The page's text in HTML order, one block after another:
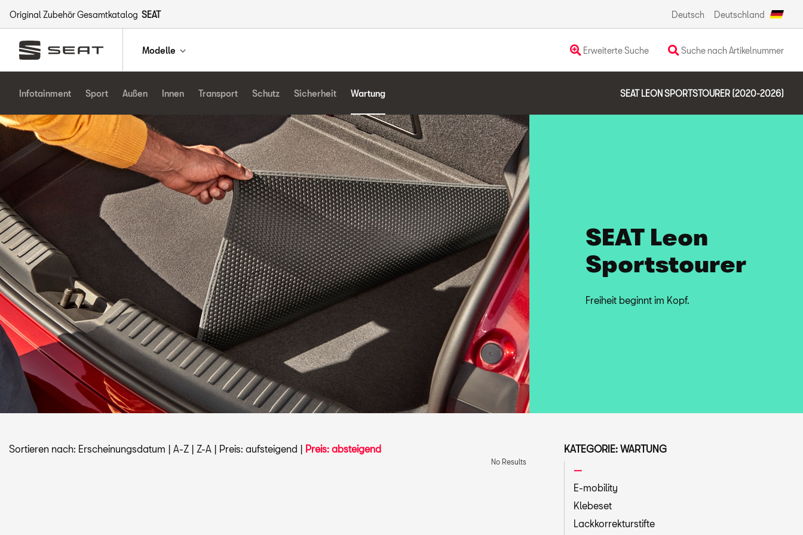
Original Zubehör Gesamtkatalog SEAT Deutsch Deutschland
Modelle Erweiterte Suche Suche nach Artikelnummer
Infotainment Sport Außen Innen Transport Schutz Sicherheit Wartung SEAT LEON SPORTSTOURER (2020-2026)
SEAT Leon
Sportstourer
Freiheit beginnt im Kopf.
Sortieren nach: Erscheinungsdatum | A-Z | Z-A | Preis: aufsteigend | Preis: absteigend
No Results
KATEGORIE: WARTUNG
E-mobility
Klebeset
Lackkorrekturstifte